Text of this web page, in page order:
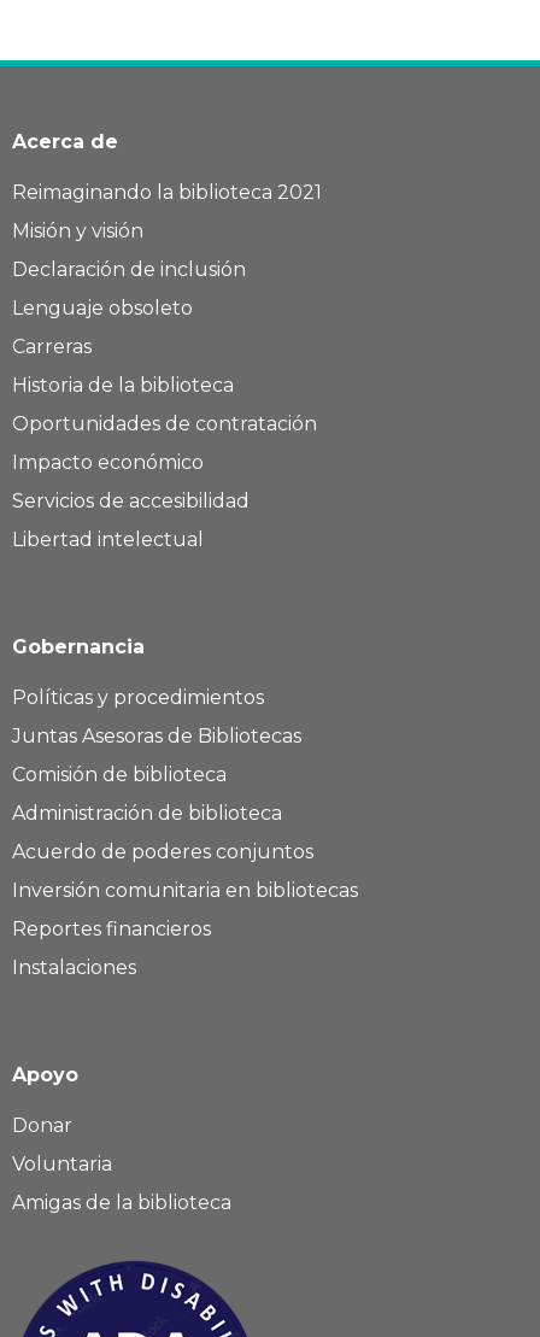
Acerca de
Reimaginando la biblioteca 2021
Misión y visión
Declaración de inclusión
Lenguaje obsoleto
Carreras
Historia de la biblioteca
Oportunidades de contratación
Impacto económico
Servicios de accesibilidad
Libertad intelectual
Gobernancia
Políticas y procedimientos
Juntas Asesoras de Bibliotecas
Comisión de biblioteca
Administración de biblioteca
Acuerdo de poderes conjuntos
Inversión comunitaria en bibliotecas
Reportes financieros
Instalaciones
Apoyo
Donar
Voluntaria
Amigas de la biblioteca